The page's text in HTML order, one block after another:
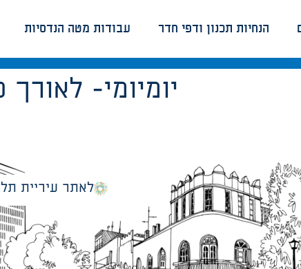
עבודות מטה הנדסיות הנחיות תכנון ודפי חדר
יומיומי-
לאתר עיריית